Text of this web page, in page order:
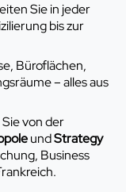
Sie in jeder
bis zur
Büroflächen,
– alles aus
von der
undStrategy
Business